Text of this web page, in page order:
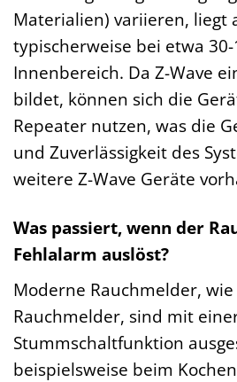
Materialien) variieren, liegt
typischerweise bei etwa
Innenbereich. Da Z-Wave
bildet, können sich die
Repeater nutzen, was die
und Zuverlässigkeit des
weitere Z-Wave Geräte
Was passiert, wenn der
Fehlalarm auslöst?
Moderne Rauchmelder, wie
Rauchmelder, sind mit
Stummschaltfunktion
beispielsweise beim